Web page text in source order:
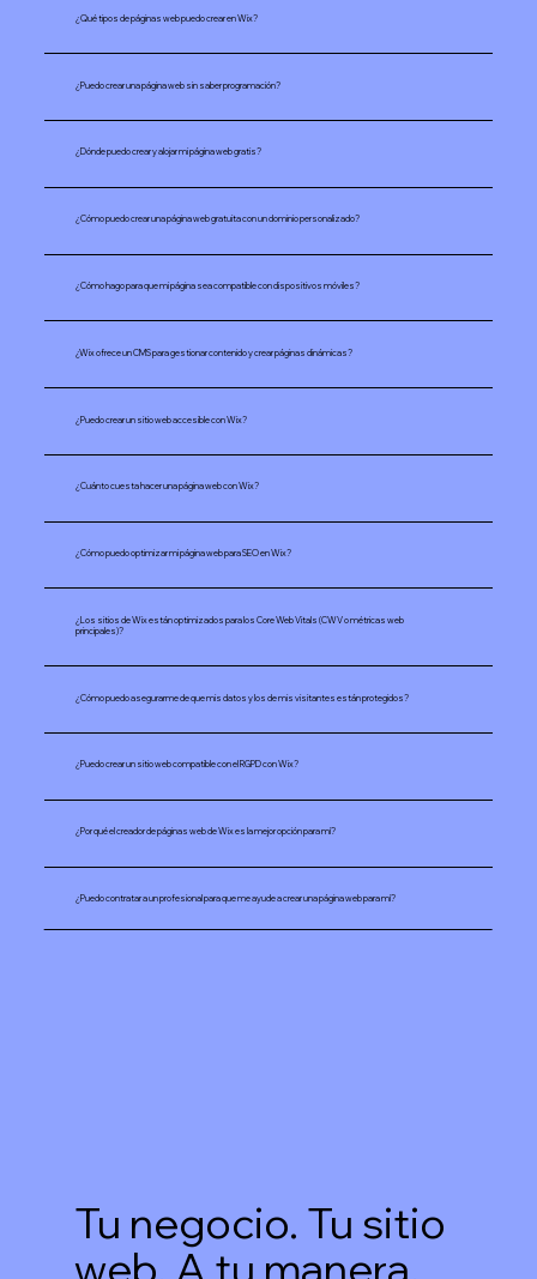
¿Qué tipos de páginas web puedo crear en Wix?
¿Puedo crear una página web sin saber programación?
¿Dónde puedo crear y alojar mi página web gratis?
¿Cómo puedo crear una página web gratuita con un dominio personalizado?
¿Cómo hago para que mi página sea compatible con dispositivos móviles?
¿Wix ofrece un CMS para gestionar contenido y crear páginas dinámicas?
¿Puedo crear un sitio web accesible con Wix?
¿Cuánto cuesta hacer una página web con Wix?
¿Cómo puedo optimizar mi página web para SEO en Wix?
¿Los sitios de Wix están optimizados para los Core Web Vitals (CWV o métricas web
principales)?
¿Cómo puedo asegurarme de que mis datos y los de mis visitantes están protegidos?
¿Puedo crear un sitio web compatible con el RGPD con Wix?
¿Por qué el creador de páginas web de Wix es la mejor opción para mí?
¿Puedo contratar a un profesional para que me ayude a crear una página web para mí?
Tu negocio. Tu sitio
web. A tu manera.